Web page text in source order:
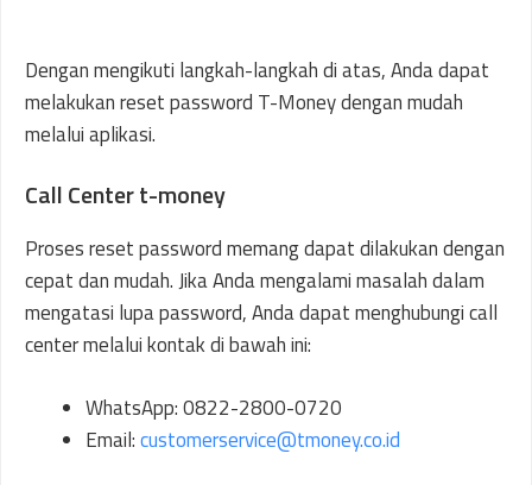
Dengan mengikuti langkah-langkah di atas, Anda dapat
melakukan reset password T-Money dengan mudah
melalui aplikasi.
Call Center t-money
Proses reset password memang dapat dilakukan dengan
cepat dan mudah. Jika Anda mengalami masalah dalam
mengatasi lupa password, Anda dapat menghubungi call
center melalui kontak di bawah ini:
WhatsApp: 0822-2800-0720
Email:customerservice@tmoney.co.id